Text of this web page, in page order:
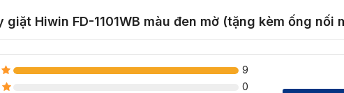
giặt Hiwin FD-1101WB màu đen mờ (tặng kèm ống nối
9
0